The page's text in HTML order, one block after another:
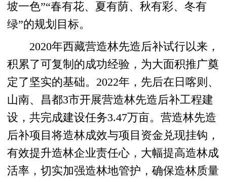
坡一色”“春有花、夏有荫、秋有彩、冬有
绿”的规划目标。
2020年西藏营造林先造后补试行以来，
积累了可复制的成功经验，为大面积推广奠
定了坚实的基础。2022年，先后在日喀则、
山南、昌都3市开展营造林先造后补工程建
设，共完成建设任务3.47万亩。营造林先造
后补项目将造林成效与项目资金兑现挂钩，
有效提升造林企业责任心，大幅提高造林成
活率，切实加强造林地管护，确保造林质量